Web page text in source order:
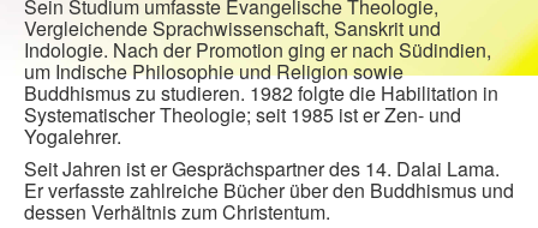
Impressum
Sein Studium umfasste Evangelische Theologie,
Vergleichende Sprachwissenschaft, Sanskrit und
Indologie. Nach der Promotion ging er nach Südindien,
um Indische Philosophie und Religion sowie
Buddhismus zu studieren. 1982 folgte die Habilitation in
Systematischer Theologie; seit 1985 ist er Zen- und
Yogalehrer.
Seit Jahren ist er Gesprächspartner des 14. Dalai Lama.
Er verfasste zahlreiche Bücher über den Buddhismus und
dessen Verhältnis zum Christentum.